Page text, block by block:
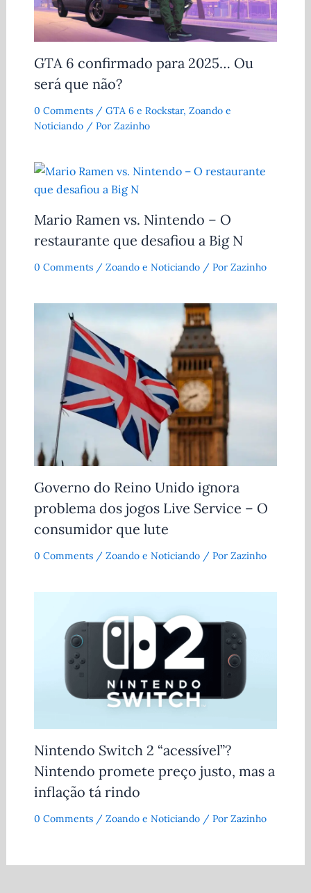
GTA 6 confirmado para 2025… Ou
será que não?
0 Comments / GTA 6 e Rockstar, Zoando e
Noticiando/ Por Zazinho
Mario Ramen vs. Nintendo – O
restaurante que desafiou a Big N
0 Comments / Zoando e Noticiando/ Por Zazinho
Governo do Reino Unido ignora
problema dos jogos Live Service – O
consumidor que lute
0 Comments / Zoando e Noticiando/ Por Zazinho
Nintendo Switch 2 “acessível”?
Nintendo promete preço justo, mas a
inflação tá rindo
0 Comments / Zoando e Noticiando/ Por Zazinho